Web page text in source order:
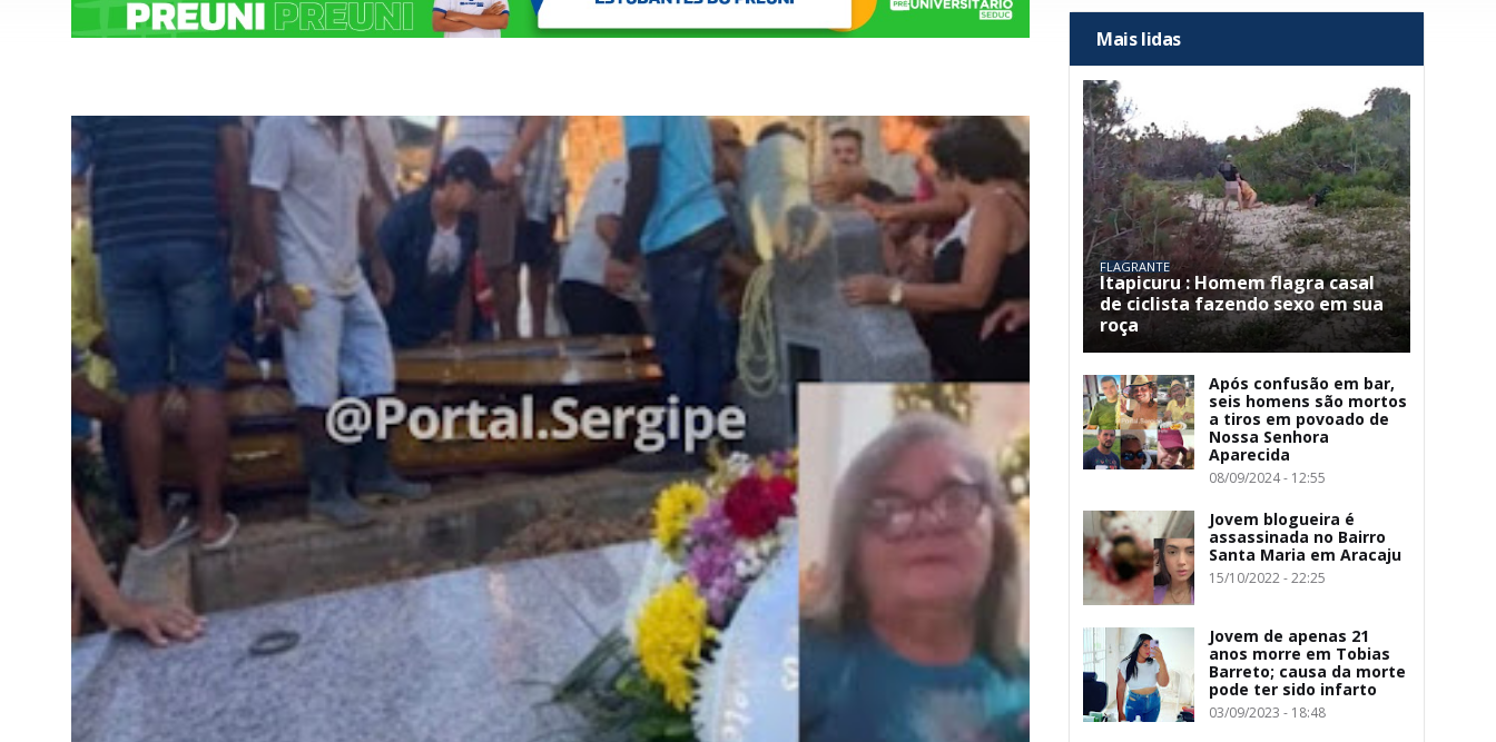
Mais lidas
FLAGRANTE
Itapicuru : Homem flagra casal
de ciclista fazendo sexo em sua
roça
Após confusão em bar,
seis homens são mortos
a tiros em povoado de
Nossa Senhora
Aparecida
08/09/2024 - 12:55
Jovem blogueira é
assassinada no Bairro
Santa Maria em Aracaju
15/10/2022 - 22:25
Jovem de apenas 21
anos morre em Tobias
Barreto; causa da morte
pode ter sido infarto
03/09/2023 - 18:48